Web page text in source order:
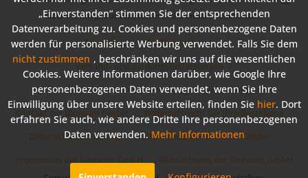
Nachnahmegebühren, wenn nicht anders beschrieben
Rechtliche Vorabinformationen
Versand- und Zahlungsbedingungen
Widerrufsformular für Ihre Bestellung
Hilfe / Support
Kontakt zur Bioraum GmbH
Widerrufsrecht für Ihre Bestellung
Datenschutzerklärung
AGB im Shop der Bioraum GmbH
Impressum der Bioraum GmbH
Bildnachweis der Bioraum GmbH
„Einverstanden“ stimmen Sie der entsprechenden
Datenverarbeitung zu. Cookies und personenbezogene Daten
werden für personalisierte Werbung verwendet. Falls Sie dem
nicht zustimmen , beschränken wir uns auf die wesentlichen
Cookies. Weitere Informationen darüber, wie Google Ihre
personenbezogenen Daten verwendet, wenn Sie Ihre
Einwilligung über unsere Website erteilen, finden Sie hier. Dort
erfahren Sie auch, wie andere Dritte Ihre personenbezogenen
Daten verwenden.Mehr Informationen